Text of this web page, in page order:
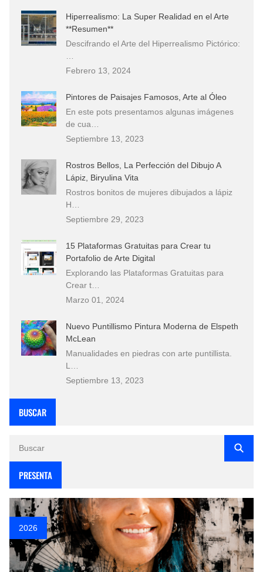
Hiperrealismo: La Super Realidad en el Arte
**Resumen**
Descifrando el Arte del Hiperrealismo Pictórico:
Febrero 13, 2024
Pintores de Paisajes Famosos, Arte al Óleo
En este pots presentamos algunas imágenes
de cua…
Septiembre 13, 2023
Rostros Bellos, La Perfección del Dibujo A
Lápiz, Biryulina Vita
Rostros bonitos de mujeres dibujados a lápiz
H…
Septiembre 29, 2023
15 Plataformas Gratuitas para Crear tu
Portafolio de Arte Digital
Explorando las Plataformas Gratuitas para
Crear t…
Marzo 01, 2024
Nuevo Puntillismo Pintura Moderna de Elspeth
McLean
Manualidades en piedras con arte puntillista.
L…
Septiembre 13, 2023
BUSCAR
PRESENTA
2026